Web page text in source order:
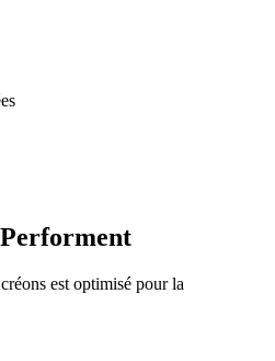
est optimisé pour la